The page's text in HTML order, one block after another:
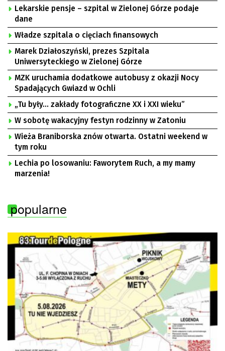
Lekarskie pensje – szpital w Zielonej Górze podaje
dane
Władze szpitala o cięciach finansowych
Marek Działoszyński, prezes Szpitala
Uniwersyteckiego w Zielonej Górze
MZK uruchamia dodatkowe autobusy z okazji Nocy
Spadających Gwiazd w Ochli
„Tu były… zakłady fotograficzne XX i XXI wieku”
W sobotę wakacyjny festyn rodzinny w Zatoniu
Wieża Braniborska znów otwarta. Ostatni weekend w
tym roku
Lechia po losowaniu: Faworytem Ruch, a my mamy
marzenia!
popularne